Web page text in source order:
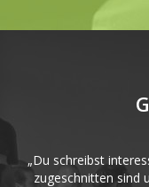
„Du schreibst
zugeschnitten sind